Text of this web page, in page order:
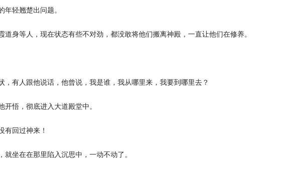
轻翘楚出问题。
身等人，现在状态有些不对劲，都没敢将他们搬离神殿，一直让他们在修养。
，有人跟他说话，他曾说，我是谁，我从哪里来，我要到哪里去？
悟，彻底进入大道殿堂中。
有回过神来！
坐在在那里陷入沉思中，一动不动了。